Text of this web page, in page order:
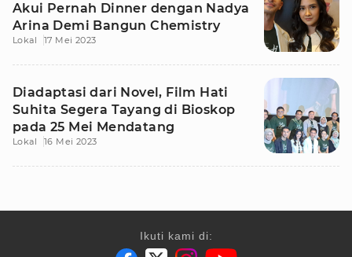
Akui Pernah Dinner dengan Nadya
Arina Demi Bangun Chemistry
Lokal 17 Mei 2023
Diadaptasi dari Novel, Film Hati
Suhita Segera Tayang di Bioskop
pada 25 Mei Mendatang
Lokal 16 Mei 2023
Ikuti kami di: